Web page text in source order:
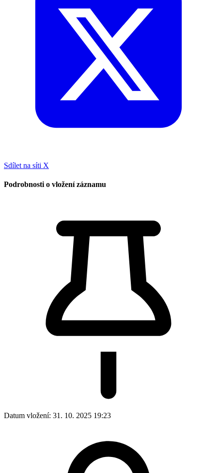
Sdílet na síti X
Podrobnosti o vložení záznamu
Datum vložení: 31. 10. 2025 19:23